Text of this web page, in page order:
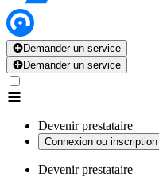
Demander un service
Demander un service
Devenir prestataire
Connexion ou inscription
Devenir prestataire